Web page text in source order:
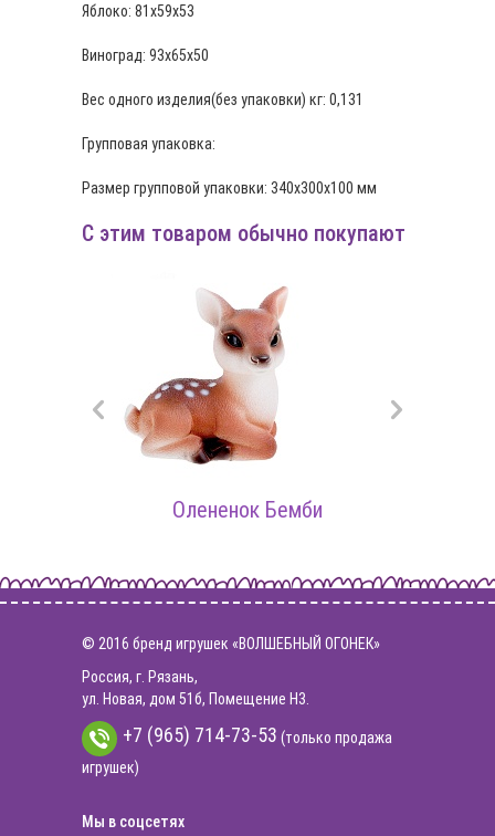
Яблоко: 81х59х53
Виноград: 93х65х50
Вес одного изделия(без упаковки) кг: 0,131
Групповая упаковка:
Размер групповой упаковки: 340х300х100 мм
С этим товаром обычно покупают
Олененок Бемби
© 2016 бренд игрушек «ВОЛШЕБНЫЙ ОГОНЕК»
Россия, г. Рязань,
ул. Новая, дом 51б, Помещение Н3.
+7 (965) 714-73-53 (только продажа
игрушек)
Мы в соцсетях